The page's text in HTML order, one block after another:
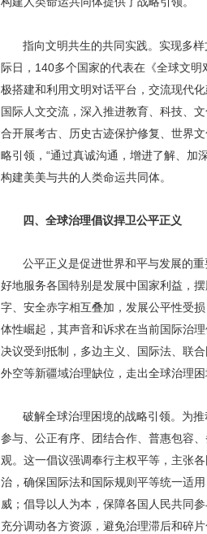
指向文明共生的共同实践。实现多
际日，140多个国家的代表在《全球文
极搭建和利用文明对话平台，交流现代
国际人文交流，深入推进教育、科技、
合开展考古、历史古迹保护修复、世界
略引领，“通过真诚沟通，增进了解、加
构建美美与共的人类命运共同体。
四、全球治理倡议捍卫公平正义
公平正义是促进世界和平与发展的
好地服务各国特别是发展中国家利益，
字、安全赤字相互叠加，发展公平性受
体性崛起，其声音和诉求在当前国际治
决议受到抵制，多边主义、国际法、联
外空等新疆域治理缺位，走出全球治理困
破解全球治理困境的战略引领。为
参与、公正有序、团结合作、普惠包容
观。这一倡议强调奉行主权平等，主张
治，确保国际法和国际规则平等统一适
威；倡导以人为本，保障各国人民共同
充分调动各方资源，避免治理滞后和碎